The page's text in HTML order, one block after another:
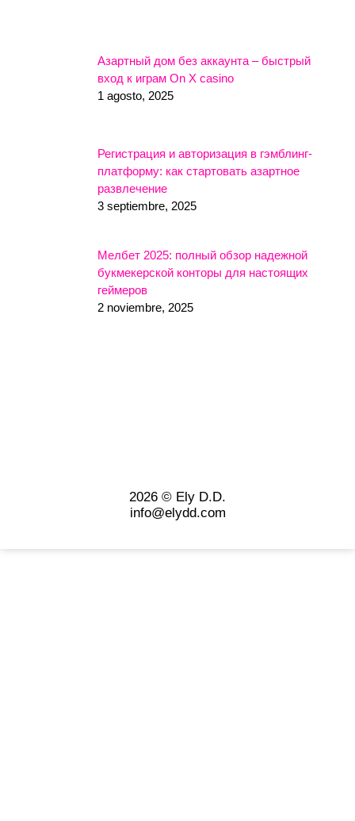
Азартный дом без аккаунта – быстрый
вход к играм On X casino
1 agosto, 2025
Регистрация и авторизация в гэмблинг-
платформу: как стартовать азартное
развлечение
3 septiembre, 2025
Мелбет 2025: полный обзор надежной
букмекерской конторы для настоящих
геймеров
2 noviembre, 2025
2026 © Ely D.D.
info@elydd.com